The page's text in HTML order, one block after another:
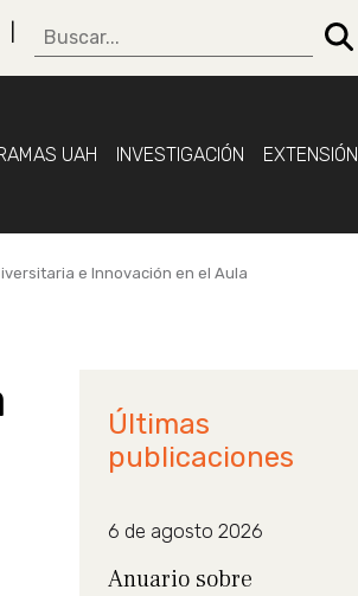
UAH INVESTIGACIÓN EXTENSIÓN
e Innovación en el Aula
Últimas
publicaciones
6 de agosto 2026
Anuario sobre